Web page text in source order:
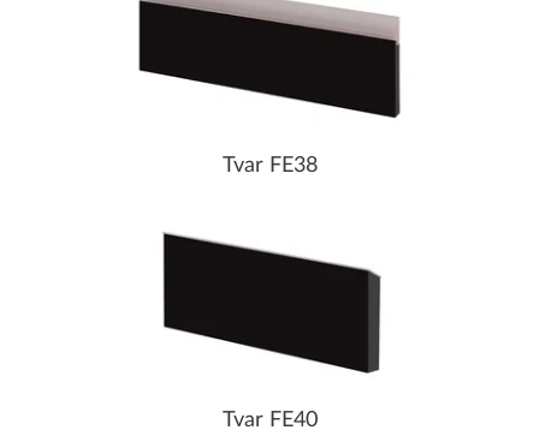
Tvar FE38
Tvar FE40